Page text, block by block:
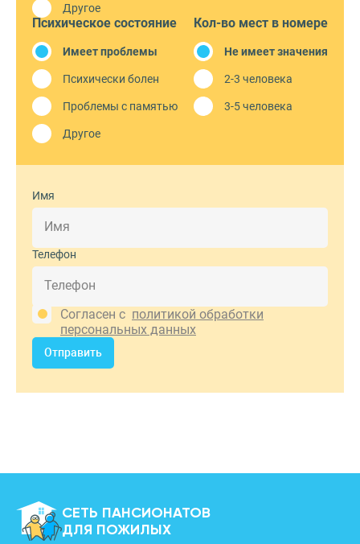
Другое
Психическое состояние
Имеет проблемы
Психически болен
Проблемы с памятью
Другое
Кол-во мест в номере
Не имеет значения
2-3 человека
3-5 человека
Имя
Телефон
Согласен с политикой обработки
персональных данных
Отправить
СЕТЬ ПАНСИОНАТОВ
ДЛЯ ПОЖИЛЫХ